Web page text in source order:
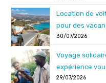
Location de
pour des
30/07/2026
Voyage
expérience
29/07/2026